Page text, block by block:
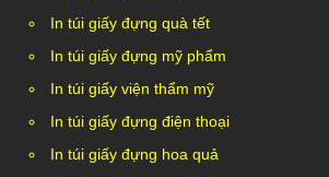
In túi giấy đựng quà tết
In túi giấy đựng mỹ phẩm
In túi giấy viện thẩm mỹ
In túi giấy đựng điện thoại
In túi giấy đựng hoa quả